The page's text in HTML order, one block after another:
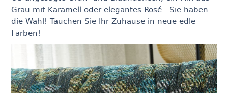
Grau mit Karamell oder elegantes Rosé - Sie haben
die Wahl! Tauchen Sie Ihr Zuhause in neue edle
Farben!